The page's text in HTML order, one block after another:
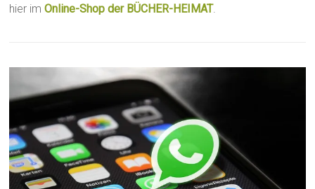
hier imOnline-Shop der BÜCHER-HEIMAT.